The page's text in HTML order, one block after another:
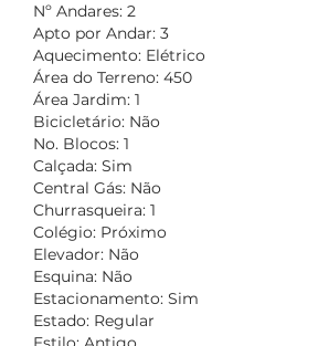
Nº Andares: 2
Apto por Andar: 3
Aquecimento: Elétrico
Área do Terreno: 450
Área Jardim: 1
Bicicletário: Não
No. Blocos: 1
Calçada: Sim
Central Gás: Não
Churrasqueira: 1
Colégio: Próximo
Elevador: Não
Esquina: Não
Estacionamento: Sim
Estado: Regular